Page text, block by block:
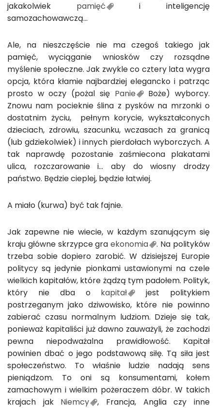
jakakolwiek pamięć
i inteligencję
samozachowawczą…
Ale, na nieszczęście nie ma czegoś takiego jak
pamięć, wyciąganie wniosków czy rozsądne
myślenie społeczne. Jak zwykle co cztery lata wygra
opcja, która kłamie najbardziej elegancko i patrząc
prosto w oczy (pożal się Panie
Boże) wyborcy.
Znowu nam pocieknie ślina z pysków na mrzonki o
dostatnim życiu, pełnym korycie, wykształconych
dzieciach, zdrowiu, szacunku, wczasach za granicą
(lub gdziekolwiek) i innych pierdołach wyborczych. A
tak naprawdę pozostanie zaśmiecona plakatami
ulica, rozczarowanie i… aby do wiosny drodzy
państwo. Będzie cieplej, będzie łatwiej.
A miało (kurwa) być tak fajnie.
Jak zapewne nie wiecie, w każdym szanującym się
kraju główne skrzypce graekonomia
. Na polityków
trzeba sobie dopiero zarobić. W dzisiejszej Europie
politycy są jedynie pionkami ustawionymi na czele
wielkich kapitałów, które żądzą tym padołem. Polityk,
który nie dba o kapitał
jest politykiem
postrzeganym jako dziwowisko, które nie powinno
zabierać czasu normalnym ludziom. Dzieje się tak,
ponieważ kapitaliści już dawno zauważyli, że zachodzi
pewna niepodważalna prawidłowość. Kapitał
powinien dbać o jego podstawową siłę. Tą siła jest
społeczeństwo. To właśnie ludzie nadają sens
pieniądzom. To oni są konsumentami, kołem
zamachowym i wielkim pożeraczem dóbr. W takich
krajach jak Niemcy
, Francja, Anglia czy inne